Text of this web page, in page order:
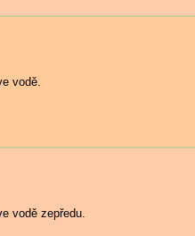
vodě.
vodě zepředu.